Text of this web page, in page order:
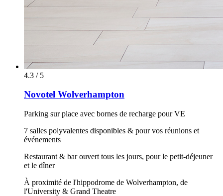
4.3 / 5
Novotel Wolverhampton
Parking sur place avec bornes de recharge pour VE
7 salles polyvalentes disponibles & pour vos réunions et
événements
Restaurant & bar ouvert tous les jours, pour le petit-déjeuner
et le dîner
À proximité de l'hippodrome de Wolverhampton, de
l'University & Grand Theatre